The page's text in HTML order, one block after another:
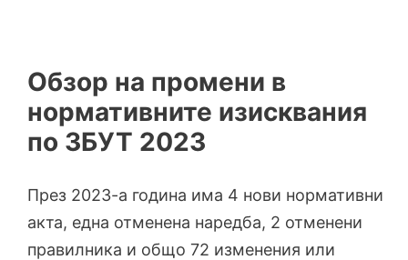
Обзор на промени в
нормативните изисквания
по ЗБУТ 2023
През 2023-а година има 4 нови нормативни
акта, една отменена наредба, 2 отменени
правилника и общо 72 изменения или